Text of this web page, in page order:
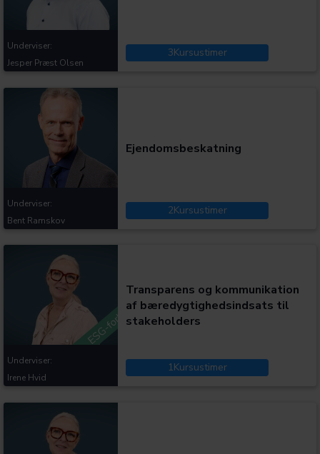
3Kursustimer
Underviser:
Jesper Præst Olsen
Ejendomsbeskatning
2Kursustimer
Underviser:
Bent Ramskov
Transparens og kommunikation
af bæredygtighedsindsats til
stakeholders
1Kursustimer
Underviser:
Irene Hvid